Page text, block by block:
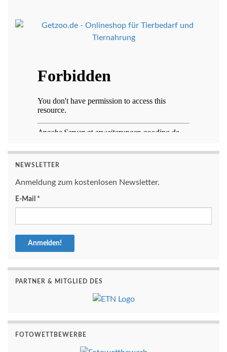
NEWSLETTER
Anmeldung zum kostenlosen Newsletter.
E-Mail *
PARTNER & MITGLIED DES
FOTOWETTBEWERBE